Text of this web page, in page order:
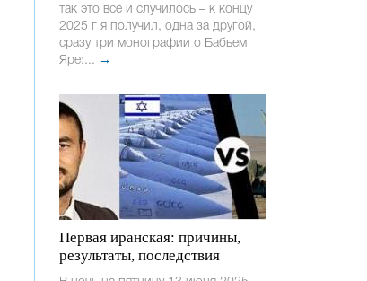
так это всё и случилось – к концу
2025 г я получил, одна за другой,
сразу три монографии о Бабьем
Яре:... →
Первая иранская: причины,
результаты, последствия